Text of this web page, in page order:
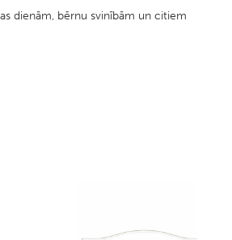
dienām, bērnu svinībām un citiem